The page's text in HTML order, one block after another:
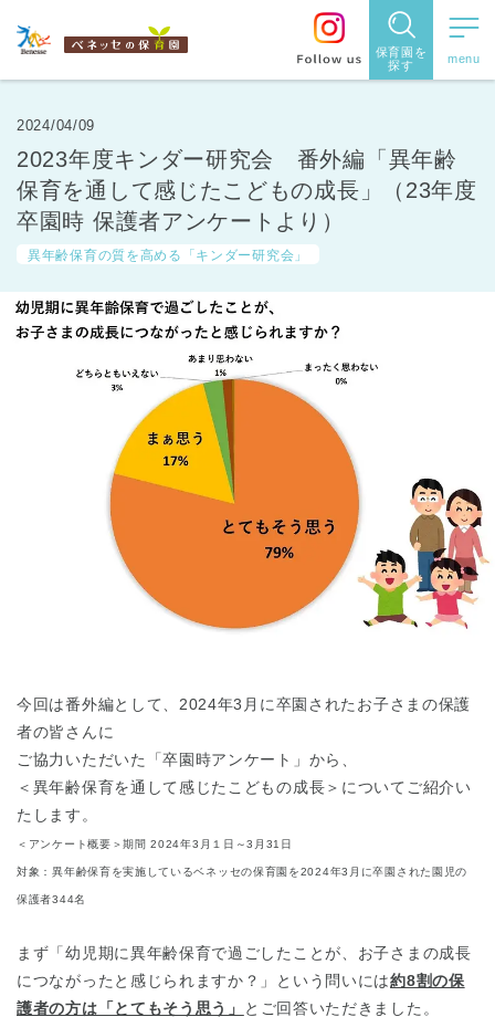
保育園を
探す
保育園を探す
住所・駅
名から探
す
都道府県
から探す
東京都
東京都 全域
2024/04/09
2023年度キンダー研究会 番外編「異年齢
保育を通して感じたこどもの成長」（23年度
卒園時 保護者アンケートより）
異年齢保育の質を高める「キンダー研究会」
今回は番外編として、2024年3月に卒園されたお子さまの保護
者の皆さんに
ご協力いただいた「卒園時アンケート」から、
＜異年齢保育を通して感じたこどもの成長＞についてご紹介い
たします。
＜アンケート概要＞期間 2024年3月１日～3月31日
対象：異年齢保育を実施しているベネッセの保育園を2024年3月に卒園された園児の
保護者344名
まず「幼児期に異年齢保育で過ごしたことが、お子さまの成長
につながったと感じられますか？」という問いには約8割の保
護者の方は「とてもそう思う」
とご回答いただきました。